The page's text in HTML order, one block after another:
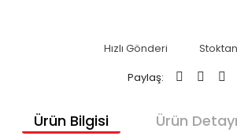
Hızlı Gönderi
Paylaş:
Ürün Bilgisi Ürün Detayı